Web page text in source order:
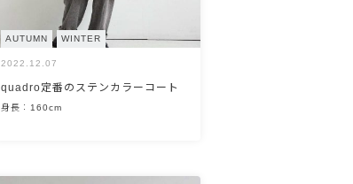
AUTUMN WINTER
2022.12.07
quadro定番のステンカラーコート
身長：160cm